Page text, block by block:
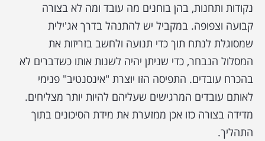
נקודות ותחנות, בהן בוחנים מה עובד ומה לא בצורה
קבועה וצפופה. במקביל יש להתנהל בדרך אג'ילית
שמסוגלת לנתח תוך כדי תנועה ולחשב בזריזות את
המסלול הנבחר, כדי שניתן יהיה לשנות אותו כשדברים לא
בהכרח עובדים. התפיסה הזו יוצרת "אינסנטיב" פנימי
לאותם עובדים המרגישים שעליהם להיות יותר מצליחים.
מדידה בצורה כזו אכן ממזערת את מידת הסיכונים בתוך
התהליך.